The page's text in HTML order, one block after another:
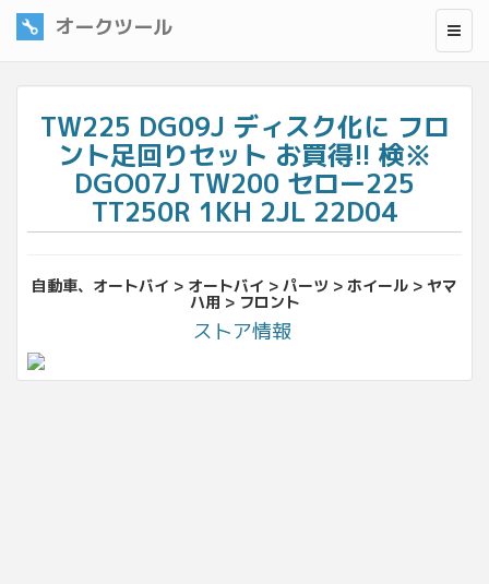
オークツール
TW225 DG09J ディスク化に フロ
ント足回りセット お買得!! 検※
DGO07J TW200 セロー225
TT250R 1KH 2JL 22D04
自動車、オートバイ > オートバイ > パーツ > ホイール > ヤマ
ハ用 > フロント
ストア情報